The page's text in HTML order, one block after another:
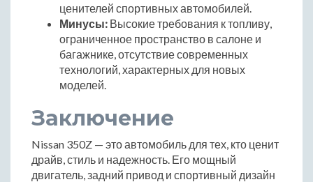
ценителей спортивных автомобилей.
Минусы: Высокие требования к топливу,
ограниченное пространство в салоне и
багажнике, отсутствие современных
технологий, характерных для новых
моделей.
Заключение
Nissan 350Z — это автомобиль для тех, кто ценит
драйв, стиль и надежность. Его мощный
двигатель, задний привод и спортивный дизайн